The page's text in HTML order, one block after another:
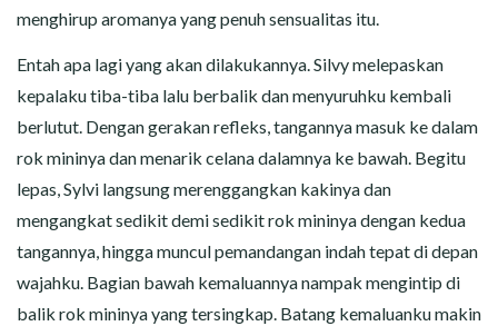
menghirup aromanya yang penuh sensualitas itu.
Entah apa lagi yang akan dilakukannya. Silvy melepaskan
kepalaku tiba-tiba lalu berbalik dan menyuruhku kembali
berlutut. Dengan gerakan refleks, tangannya masuk ke dalam
rok mininya dan menarik celana dalamnya ke bawah. Begitu
lepas, Sylvi langsung merenggangkan kakinya dan
mengangkat sedikit demi sedikit rok mininya dengan kedua
tangannya, hingga muncul pemandangan indah tepat di depan
wajahku. Bagian bawah kemaluannya nampak mengintip di
balik rok mininya yang tersingkap. Batang kemaluanku makin